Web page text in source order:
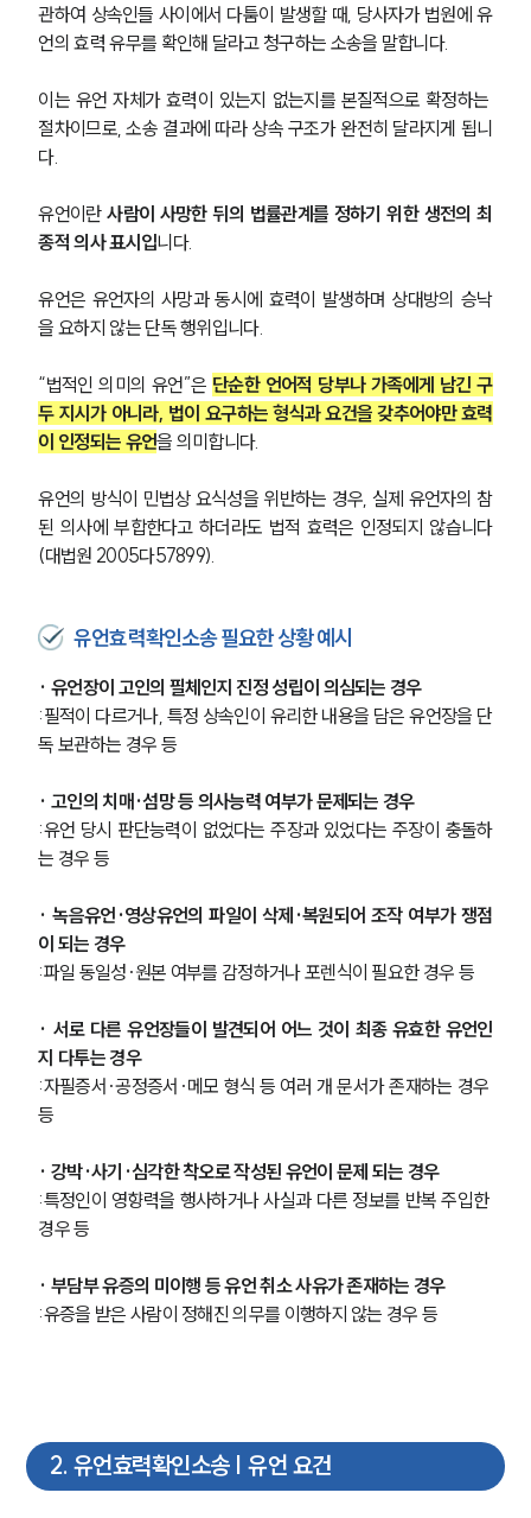
관하여 상속인들 사이에서 다툼이 발생할 때, 당사자가 법원에 유
언의 효력 유무를 확인해 달라고 청구하는 소송을 말합니다.
이는 유언 자체가 효력이 있는지 없는지를 본질적으로 확정하는
절차이므로, 소송 결과에 따라 상속 구조가 완전히 달라지게 됩니
다.
유언이란 사람이 사망한 뒤의 법률관계를 정하기 위한 생전의 최
종적 의사 표시입니다.
유언은 유언자의 사망과 동시에 효력이 발생하며 상대방의 승낙
을 요하지 않는 단독 행위입니다.
“법적인 의미의 유언”은 단순한 언어적 당부나 가족에게 남긴 구
두 지시가 아니라, 법이 요구하는 형식과 요건을 갖추어야만 효력
이 인정되는 유언을 의미합니다.
유언의 방식이 민법상 요식성을 위반하는 경우, 실제 유언자의 참
된 의사에 부합한다고 하더라도 법적 효력은 인정되지 않습니다
(대법원 2005다57899).
유언효력확인소송 필요한 상황 예시
· 유언장이 고인의 필체인지 진정 성립이 의심되는 경우
:필적이 다르거나, 특정 상속인이 유리한 내용을 담은 유언장을 단
독 보관하는 경우 등
· 고인의 치매·섬망 등 의사능력 여부가 문제되는 경우
:유언 당시 판단능력이 없었다는 주장과 있었다는 주장이 충돌하
는 경우 등
· 녹음유언·영상유언의 파일이 삭제·복원되어 조작 여부가 쟁점
이 되는 경우
:파일 동일성·원본 여부를 감정하거나 포렌식이 필요한 경우 등
· 서로 다른 유언장들이 발견되어 어느 것이 최종 유효한 유언인
지 다투는 경우
:자필증서·공정증서·메모 형식 등 여러 개 문서가 존재하는 경우
등
· 강박·사기·심각한 착오로 작성된 유언이 문제 되는 경우
:특정인이 영향력을 행사하거나 사실과 다른 정보를 반복 주입한
경우 등
· 부담부 유증의 미이행 등 유언 취소 사유가 존재하는 경우
:유증을 받은 사람이 정해진 의무를 이행하지 않는 경우 등
2. 유언효력확인소송 | 유언 요건